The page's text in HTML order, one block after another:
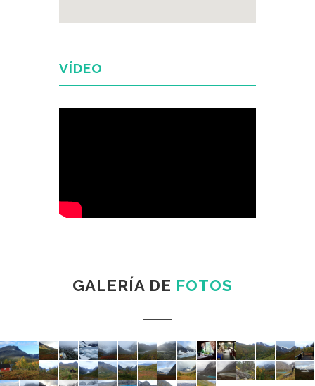
VÍDEO
GALERÍA DE FOTOS